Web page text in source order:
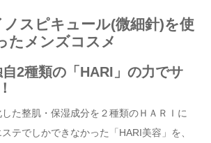
ノスピキュール(微細針)を使
たメンズコスメ
自2種類の「HARI」の力でサ
た整肌・保湿成分を２種類のＨＡＲＩに
テでしかできなかった「HARI美容」を、